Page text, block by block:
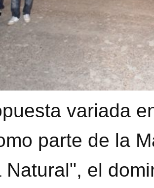
variada
parte de la
Natural", el